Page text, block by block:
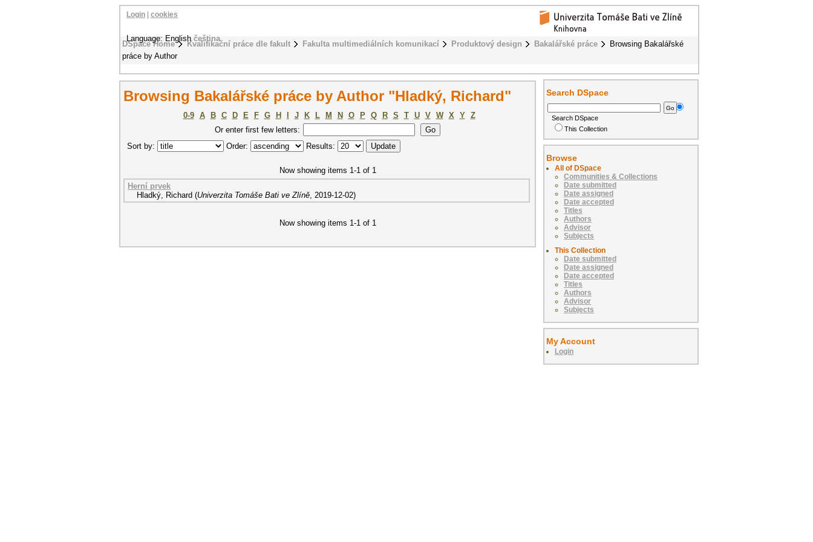
DSpace Home Kvalifikační práce dle fakult Fakulta multimediálních komunikací Produktový design Bakalářské práce
Browsing Bakalářské
práce by Author
Login cookies
Language: Englishčeština
Browsing Bakalářské práce by Author "Hladký, Richard"
0-9 A B C D E F G H J K L M N O P Q R S T U V W X Y
Z
Or enter first few letters:
Sort by:
Order: Results:
Now showing items 1-1 of 1
Herní prvek
Hladký, Richard (Univerzita Tomáše Bati ve Zlíně, 2019-12-02)
Now showing items 1-1 of 1
Search DSpace
Search DSpace
This Collection
Browse
All of DSpace
Communities & Collections
Date submitted
Date assigned
Date accepted
Titles
Authors
Advisor
Subjects
This Collection
Date submitted
Date assigned
Date accepted
Titles
Authors
Advisor
Subjects
My Account
Login